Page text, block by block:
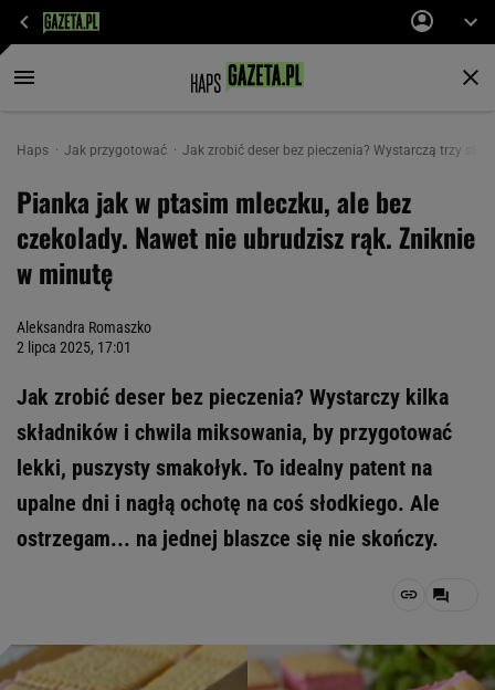
Haps Jak przygotować Jak zrobić deser bez pieczenia? Wystarczą trzy
Pianka jak w ptasim mleczku, ale bez
czekolady. Nawet nie ubrudzisz rąk. Zniknie
w minutę
Aleksandra Romaszko
2 lipca 2025, 17:01
Jak zrobić deser bez pieczenia? Wystarczy kilka
składników i chwila miksowania, by przygotować
lekki, puszysty smakołyk. To idealny patent na
upalne dni i nagłą ochotę na coś słodkiego. Ale
ostrzegam... na jednej blaszce się nie skończy.